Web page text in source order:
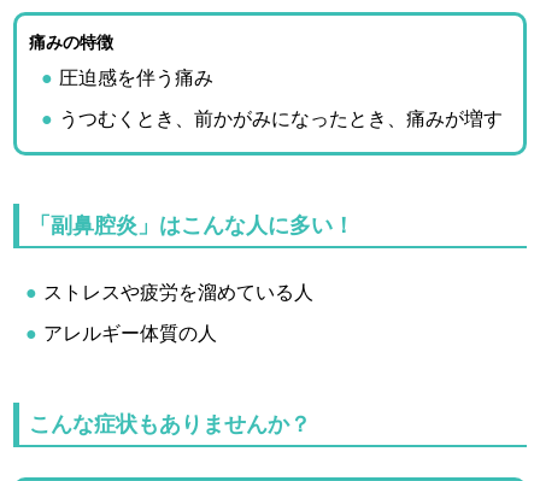
痛みの特徴
圧迫感を伴う痛み
うつむくとき、前かがみになったとき、痛みが増す
「副鼻腔炎」はこんな人に多い！
ストレスや疲労を溜めている人
アレルギー体質の人
こんな症状もありませんか？